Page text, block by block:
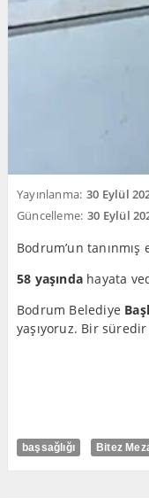
Yayınlanma: 30 Eylül
Güncelleme: 30 Eylül
Bodrum’un tanınmış
58 yaşında hayata
Bodrum Belediye
yaşıyoruz. Bir
başsağlığı Bitez